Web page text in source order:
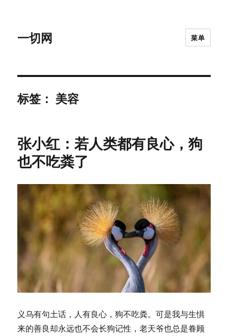
一切网 菜单
标签： 美容
张小红：若人类都有良心，狗
也不吃粪了
义乌有句土话，人有良心，狗不吃粪。可是我与生惧
来的善良却永远也不会长狗记性，老天爷也总是眷顾